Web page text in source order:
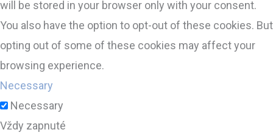
will be stored in your browser only with your consent.
You also have the option to opt-out of these cookies. But
opting out of some of these cookies may affect your
browsing experience.
Necessary
Necessary
Vždy zapnuté